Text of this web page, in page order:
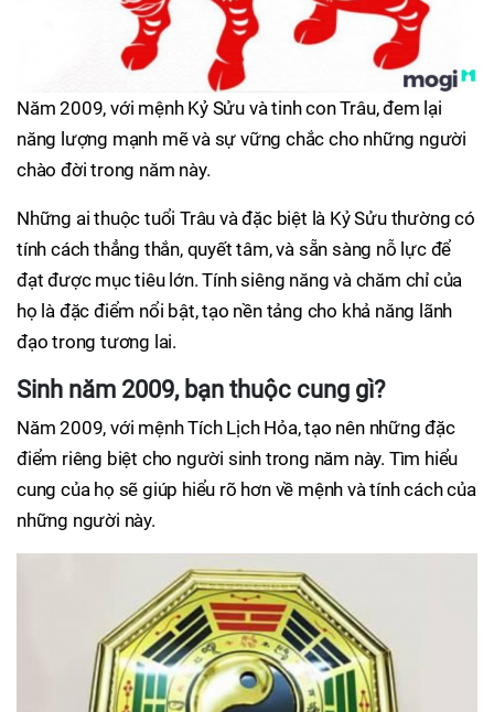
Năm 2009, với mệnh Kỷ Sửu và tinh con Trâu, đem lại
năng lượng mạnh mẽ và sự vững chắc cho những người
chào đời trong năm này.
Những ai thuộc tuổi Trâu và đặc biệt là Kỷ Sửu thường có
tính cách thẳng thắn, quyết tâm, và sẵn sàng nỗ lực để
đạt được mục tiêu lớn. Tính siêng năng và chăm chỉ của
họ là đặc điểm nổi bật, tạo nền tảng cho khả năng lãnh
đạo trong tương lai.
Sinh năm 2009, bạn thuộc cung gì?
Năm 2009, với mệnh Tích Lịch Hỏa, tạo nên những đặc
điểm riêng biệt cho người sinh trong năm này. Tìm hiểu
cung của họ sẽ giúp hiểu rõ hơn về mệnh và tính cách của
những người này.